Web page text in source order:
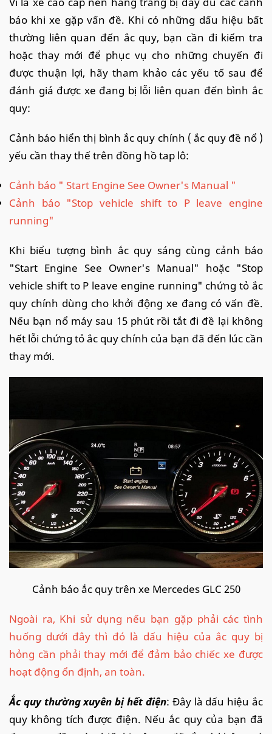
báo khi xe gặp vấn đề. Khi có những dấu hiệu bất
thường liên quan đến ắc quy, bạn cần đi kiểm tra
hoặc thay mới để phục vụ cho những chuyến đi
được thuận lợi, hãy tham khảo các yếu tố sau để
đánh giá được xe đang bị lỗi liên quan đến bình ắc
quy:
Cảnh báo hiển thị bình ắc quy chính ( ắc quy đề nổ )
yếu cần thay thế trên đồng hồ tap lô:
Cảnh báo " Start Engine See Owner's Manual "
Cảnh báo "Stop vehicle shift to P leave engine
running"
Khi biểu tượng bình ắc quy sáng cùng cảnh báo
"Start Engine See Owner's Manual" hoặc "Stop
vehicle shift to P leave engine running" chứng tỏ ắc
quy chính dùng cho khởi động xe đang có vấn đề.
Nếu bạn nổ máy sau 15 phút rồi tắt đi đề lại không
hết lỗi chứng tỏ ắc quy chính của bạn đã đến lúc cần
thay mới.
Cảnh báo ắc quy trên xe Mercedes GLC 250
Ngoài ra, Khi sử dụng nếu bạn gặp phải các tình
huống dưới đây thì đó là dấu hiệu của ắc quy bị
hỏng cần phải thay mới để đảm bảo chiếc xe được
hoạt động ổn định, an toàn.
Ắc quy thường xuyên bị hết điện: Đây là dấu hiệu ắc
quy không tích được điện. Nếu ắc quy của bạn đã